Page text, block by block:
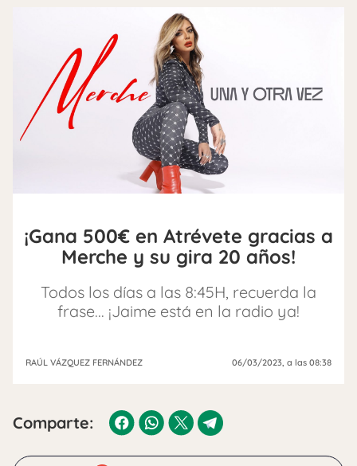
¡Gana 500€ en Atrévete gracias a
Merche y su gira 20 años!
Todos los días a las 8:45H, recuerda la
frase... ¡Jaime está en la radio ya!
RAÚL VÁZQUEZ FERNÁNDEZ 06/03/2023, a las 08:38
Comparte: